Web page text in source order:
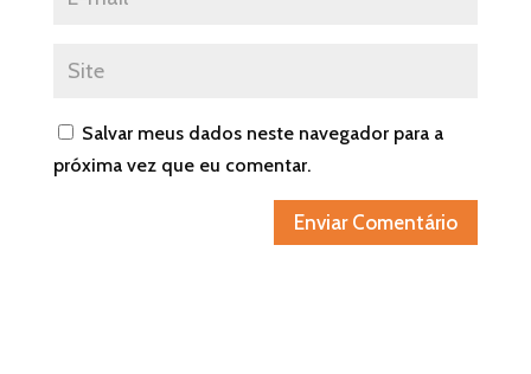
Salvar meus dados neste navegador para a
próxima vez que eu comentar.